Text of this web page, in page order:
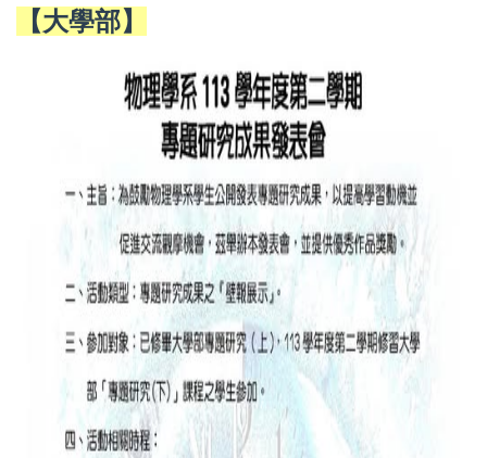
【大學部】